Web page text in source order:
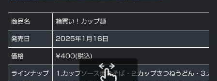
商品名 箱買い！カップ麺
発売日 2025年1月16日
価格 ¥400(税込)
ラインナップ
1.カップソース焼きそば ・ 2.カップきつねうどん ・3.カ